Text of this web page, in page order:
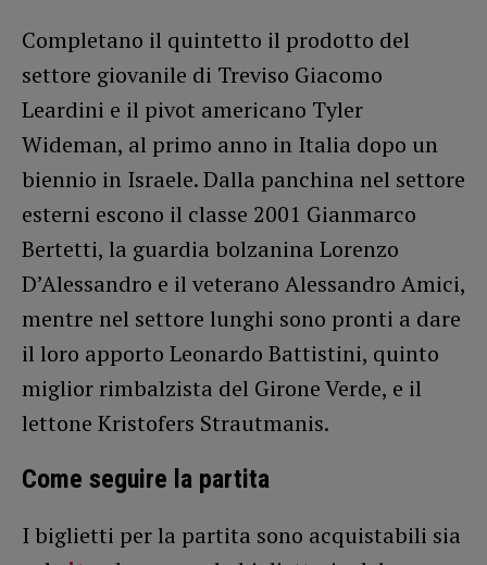
Completano il quintetto il prodotto del
settore giovanile di Treviso Giacomo
Leardini e il pivot americano Tyler
Wideman, al primo anno in Italia dopo un
biennio in Israele. Dalla panchina nel settore
esterni escono il classe 2001 Gianmarco
Bertetti, la guardia bolzanina Lorenzo
D’Alessandro e il veterano Alessandro Amici,
mentre nel settore lunghi sono pronti a dare
il loro apporto Leonardo Battistini, quinto
miglior rimbalzista del Girone Verde, e il
lettone Kristofers Strautmanis.
Come seguire la partita
I biglietti per la partita sono acquistabili sia